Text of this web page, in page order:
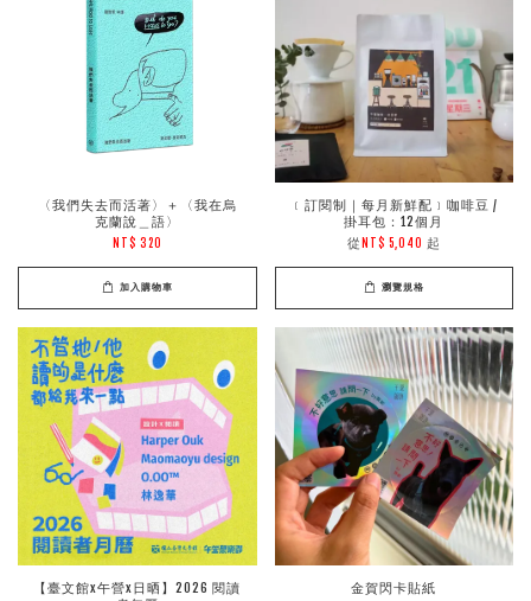
〈我們失去而活著〉＋〈我在烏
克蘭說＿語〉
NT$ 320
加入購物車
﹝訂閱制｜每月新鮮配﹞咖啡豆 /
掛耳包：12個月
從 NT$ 5,040 起
瀏覽規格
【臺文館x午營x日晒】2026 閱讀
金賀閃卡貼紙